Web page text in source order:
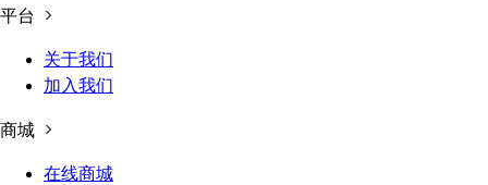
平台
关于我们
加入我们
商城
在线商城